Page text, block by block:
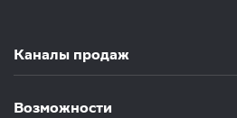
Каналы продаж
Возможности